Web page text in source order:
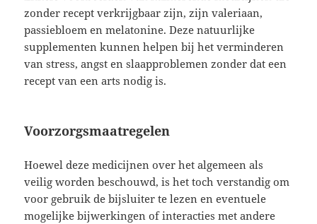
zonder recept verkrijgbaar zijn, zijn valeriaan,
passiebloem en melatonine. Deze natuurlijke
supplementen kunnen helpen bij het verminderen
van stress, angst en slaapproblemen zonder dat een
recept van een arts nodig is.
Voorzorgsmaatregelen
Hoewel deze medicijnen over het algemeen als
veilig worden beschouwd, is het toch verstandig om
voor gebruik de bijsluiter te lezen en eventuele
mogelijke bijwerkingen of interacties met andere